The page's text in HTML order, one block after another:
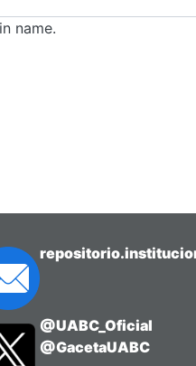
name.
@UABC_Oficial
@GacetaUABC